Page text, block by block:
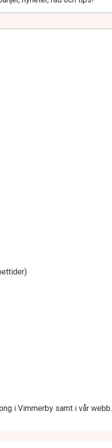
i Vimmerby samt i vår webb.